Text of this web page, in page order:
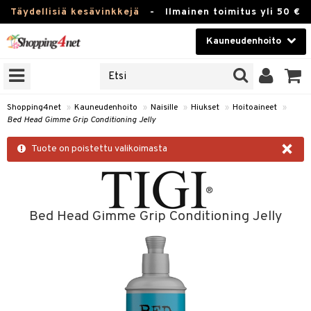
Täydellisiä kesävinkkejä - Ilmainen toimitus yli 50 €
Kauneudenhoito
Kauneudenhoito
Piilolinssit
Apteekki
Koti & Sisustus
Shopping4net » Kauneudenhoito » Naisille » Hiukset » Hoitoaineet »
Bed Head Gimme Grip Conditioning Jelly
×
Tuote on poistettu valikoimasta
Bed Head Gimme Grip Conditioning Jelly